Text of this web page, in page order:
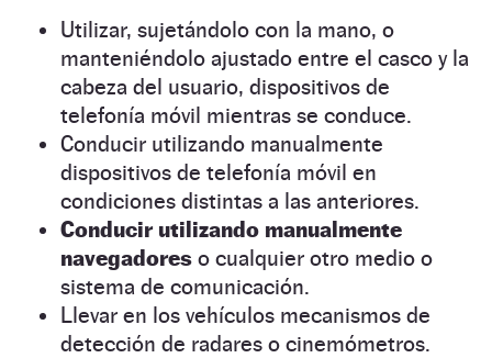
Utilizar, sujetándolo con la mano, o
manteniéndolo ajustado entre el casco y la
cabeza del usuario, dispositivos de
telefonía móvil mientras se conduce.
Conducir utilizando manualmente
dispositivos de telefonía móvil en
condiciones distintas a las anteriores.
Conducir utilizando manualmente
navegadores o cualquier otro medio o
sistema de comunicación.
Llevar en los vehículos mecanismos de
detección de radares o cinemómetros.